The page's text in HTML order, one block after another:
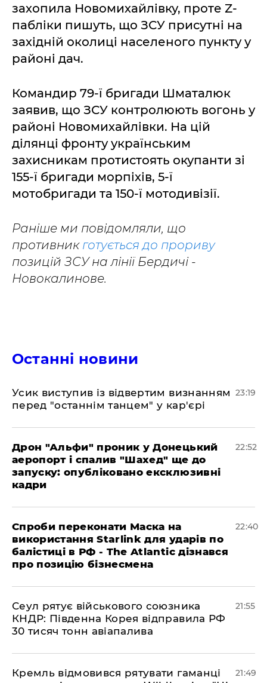
захопила Новомихайлівку, проте Z-
пабліки пишуть, що ЗСУ присутні на
західній околиці населеного пункту у
районі дач.
Командир 79-ї бригади Шматалюк
заявив, що ЗСУ контролюють вогонь у
районі Новомихайлівки. На цій
ділянці фронту українським
захисникам протистоять окупанти зі
155-ї бригади морпіхів, 5-ї
мотобригади та 150-ї мотодивізії.
Раніше ми повідомляли, що
противник готується до прориву
позицій ЗСУ на лінії Бердичі -
Новокалинове.
Останні новини
​Усик виступив із відвертим визнанням
перед "останнім танцем" у кар'єрі
23:19
​Дрон "Альфи" проник у Донецький
аеропорт і спалив "Шахед" ще до
запуску: опубліковано ексклюзивні
кадри
22:52
​Спроби переконати Маска на
використання Starlink для ударів по
балістиці в РФ - The Atlantic дізнався
про позицію бізнесмена
22:40
​Сеул рятує військового союзника
КНДР: Південна Корея відправила РФ
30 тисяч тонн авіапалива
21:55
​Кремль відмовився рятувати гаманці
21:49